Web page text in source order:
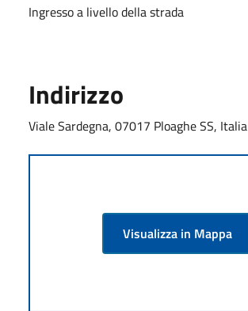
Ingresso a livello della strada
Indirizzo
Viale Sardegna, 07017 Ploaghe SS, Italia
Visualizza in Mappa